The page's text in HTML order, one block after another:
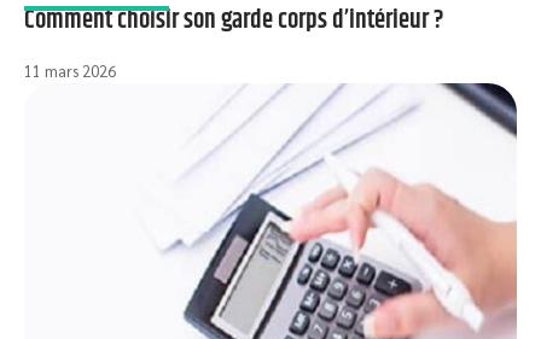
Comment choisir son garde corps d’intérieur ?
11 mars 2026